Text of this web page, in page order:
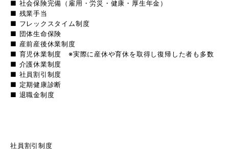
■ 社会保険完備（雇用・労災・健康・厚生年金）
■ 残業手当
■ フレックスタイム制度
■ 団体生命保険
■ 産前産後休業制度
■ 育児休業制度 ※実際に産休や育休を取得し復帰した者も多数
■ 介護休業制度
■ 社員割引制度
■ 定期健康診断
■ 退職金制度
社員割引制度